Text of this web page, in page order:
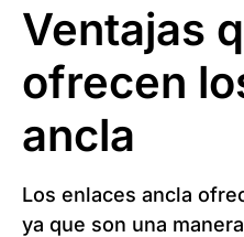
Ventajas
ofrecen
ancla
Los enlaces ancla
ya que son una